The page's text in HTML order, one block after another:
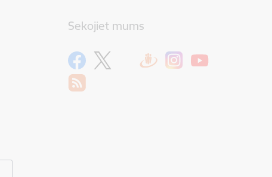
Sekojiet mums